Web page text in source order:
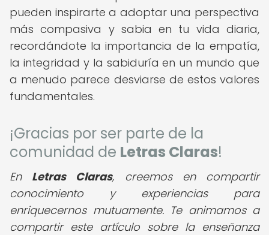
pueden inspirarte a adoptar una perspectiva
más compasiva y sabia en tu vida diaria,
recordándote la importancia de la empatía,
la integridad y la sabiduría en un mundo que
a menudo parece desviarse de estos valores
fundamentales.
¡Gracias por ser parte de la
comunidad de Letras Claras!
En Letras Claras, creemos en compartir
conocimiento y experiencias para
enriquecernos mutuamente. Te animamos a
compartir este artículo sobre la enseñanza